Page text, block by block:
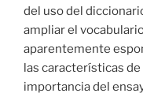
del uso del
ampliar el
aparentemente
las características
importancia del